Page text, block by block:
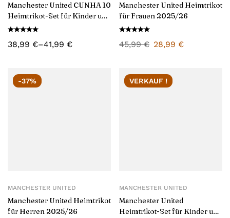
Manchester United CUNHA 10
Heimtrikot-Set für Kinder und
Herren 2025/26
38,99 €–41,99 €
Manchester United Heimtrikot
für Frauen 2025/26
45,99€ 28,99 €
-37%
MANCHESTER UNITED
Manchester United Heimtrikot
für Herren 2025/26
VERKAUF !
MANCHESTER UNITED
Manchester United
Heimtrikot-Set für Kinder und